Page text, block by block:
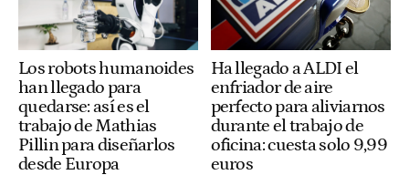
Los robots humanoides
han llegado para
quedarse: así es el
trabajo de Mathias
Pillin para diseñarlos
desde Europa
Ha llegado a ALDI el
enfriador de aire
perfecto para aliviarnos
durante el trabajo de
oficina: cuesta solo 9,99
euros